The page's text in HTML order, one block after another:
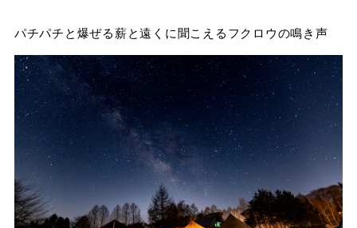
パチパチと爆ぜる薪と遠くに聞こえるフクロウの鳴き声